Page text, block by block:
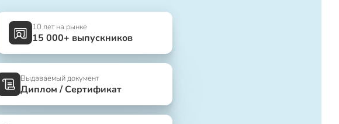
10 лет на рынке
15 000+ выпускников
Выдаваемый документ
Диплом / Сертификат